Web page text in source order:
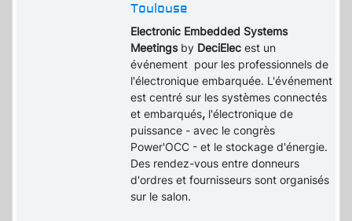
Toulouse
Electronic Embedded Systems
Meetingsby DeciElecest un
événement pour les professionnels de
l'électronique embarquée. L'événement
est centré sur les systèmes connectés
et embarqués, l'électronique de
puissance - avec le congrès
Power'OCC - et le stockage d'énergie.
Des rendez-vous entre donneurs
d'ordres et fournisseurs sont organisés
sur le salon.